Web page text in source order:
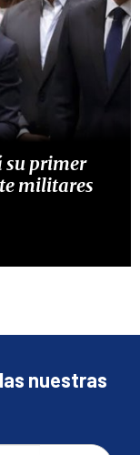
su primer
militares
nuestras